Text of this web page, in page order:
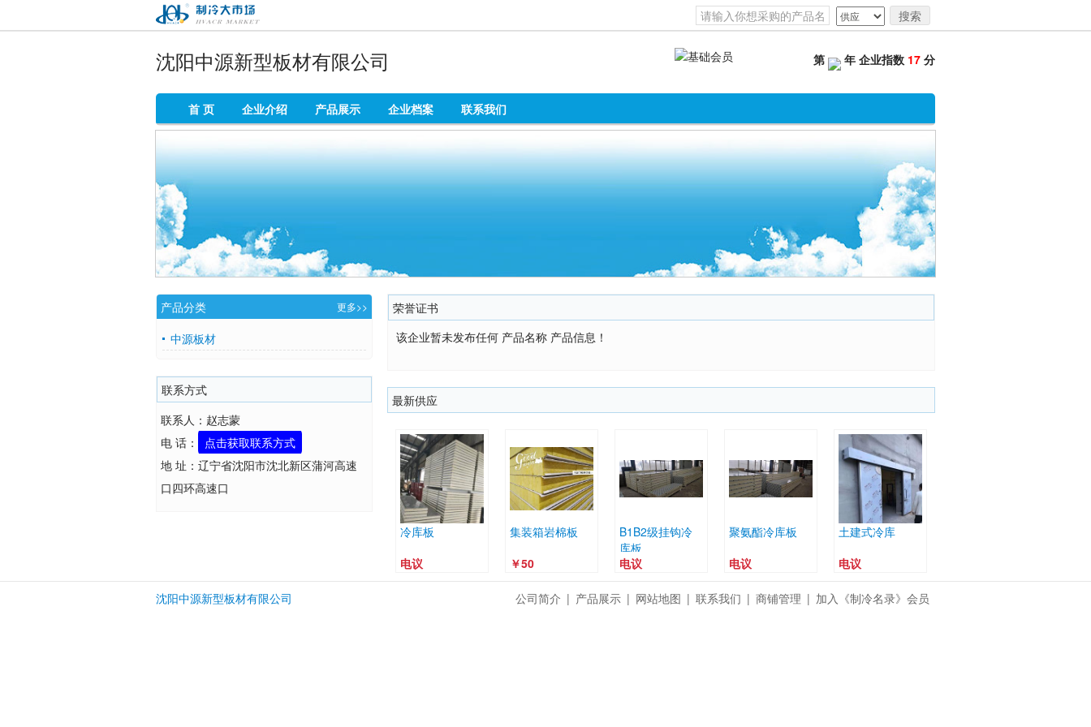
制冷大市场
搜索
第 年 企业指数 17 分
沈阳中源新型板材有限公司
首 页 企业介绍 产品展示 企业档案 联系我们
更多>>
产品分类
中源板材
联系方式
联系人：赵志蒙
电 话：
点击获取联系方式
地 址：辽宁省沈阳市沈北新区蒲河高速
口四环高速口
荣誉证书
该企业暂未发布任何 产品名称 产品信息！
最新供应
冷库板
电议
集装箱岩棉板
￥50
B1B2级挂钩冷
库板
电议
聚氨酯冷库板
电议
土建式冷库
电议
沈阳中源新型板材有限公司 公司简介 | 产品展示 | 网站地图 | 联系我们 | 商铺管理 | 加入《制冷名录》会员